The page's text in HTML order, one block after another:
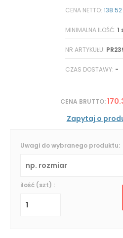
CENA NETTO:138.52
MINIMALNA ILOŚĆ:1
NR ARTYKUŁU:
CZAS DOSTAWY: -
CENA BRUTTO:
Zapytaj o
Uwagi do wybranego produktu:
ilość (szt) :